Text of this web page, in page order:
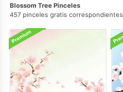
Blossom Tree Pinceles
457 pinceles gratis correspondientes